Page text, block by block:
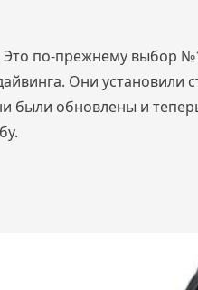
по-прежнему выбор
Они
были обновлены и